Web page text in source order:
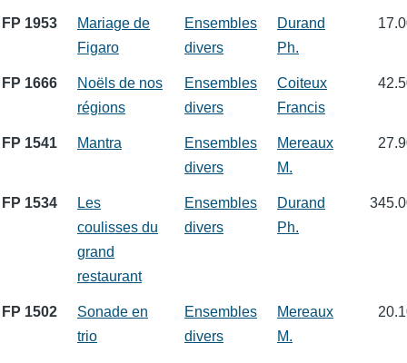
FP 1953
Mariage de
Figaro
Ensembles
divers
Durand
Ph.
FP 1666
Noëls de nos
régions
Ensembles
divers
Coiteux
Francis
FP 1541 Mantra
Ensembles
divers
Mereaux
M.
FP 1534
Les
coulisses du
grand
restaurant
Ensembles
divers
Durand
Ph.
FP 1502
Sonade en
trio
Ensembles
divers
Mereaux
M.